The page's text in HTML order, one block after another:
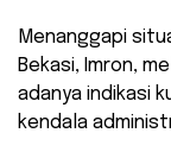
​Menanggapi
Bekasi, Imron,
adanya indikasi
kendala